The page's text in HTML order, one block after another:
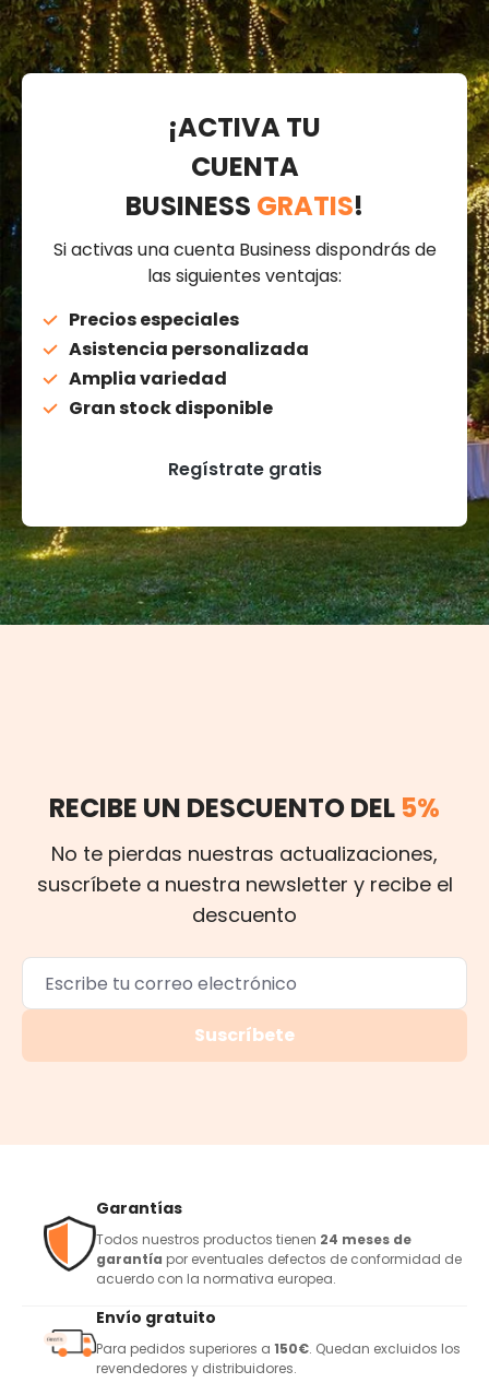
¡ACTIVA TU
CUENTA
BUSINESS GRATIS!
Si activas una cuenta Business dispondrás de
las siguientes ventajas:
Precios especiales
Asistencia personalizada
Amplia variedad
Gran stock disponible
Regístrate gratis
RECIBE UN DESCUENTO DEL 5%
No te pierdas nuestras actualizaciones,
suscríbete a nuestra newsletter y recibe el
descuento
Suscríbete
Garantías
Todos nuestros productos tienen 24 meses de
garantía por eventuales defectos de conformidad de
acuerdo con la normativa europea.
Envío gratuito
Para pedidos superiores a 150€. Quedan excluidos los
revendedores y distribuidores.